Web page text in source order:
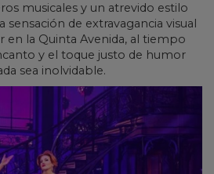
musicales y un atrevido estilo
de extravagancia visual
en la Quinta Avenida, al tiempo
y el toque justo de humor
sea inolvidable.